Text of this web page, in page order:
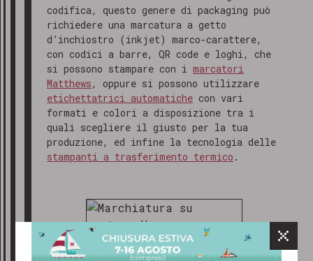
codifica, questo genere di packaging può
richiedere una marcatura a getto
d’inchiostro (inkjet) marco-carattere,
con codici a barre, QR code e loghi, che
si possono stampare con imarcatori
Matthews, oppure si possono utilizzare
etichettatrici automatiche con vari
formati e colori a disposizione tra i
quali scegliere il giusto per la tua
produzione, ed infine la tecnologia delle
stampanti a trasferimento termico .
GRAZIE PER AVERCI CONTATTATO
Gentile cliente,
abbiamo ricevuto il tuo messaggio e
il nostro team ti risponderà al più